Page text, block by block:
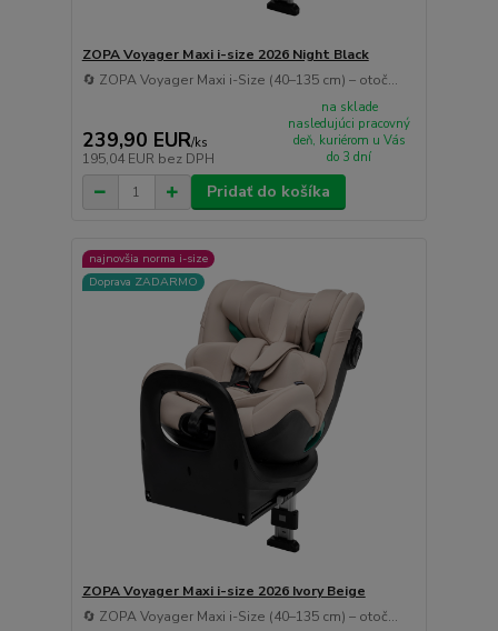
ZOPA Voyager Maxi i-size 2026 Night Black
🔄 ZOPA Voyager Maxi i-Size (40–135 cm) – otoč...
239,90 EUR/ks
195,04 EUR bez DPH
na sklade
nasledujúci pracovný
deň, kuriérom u Vás
do 3 dní
Pridať do košíka
najnovšia norma i-size
Doprava ZADARMO
ZOPA Voyager Maxi i-size 2026 Ivory Beige
🔄 ZOPA Voyager Maxi i-Size (40–135 cm) – otoč...